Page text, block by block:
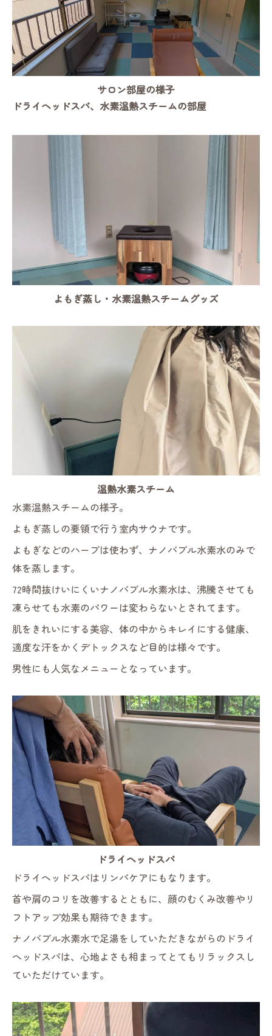
サロン部屋の様子
ドライヘッドスパ、水素温熱スチームの部屋
よもぎ蒸し・水素温熱スチームグッズ
温熱水素スチーム
水素温熱スチームの様子。
よもぎ蒸しの要領で行う室内サウナです。
よもぎなどのハーブは使わず、ナノバブル水素水のみで
体を蒸します。
72時間抜けいにくいナノバブル水素水は、沸騰させても
凍らせても水素のパワーは変わらないとされてます。
肌をきれいにする美容、体の中からキレイにする健康、
適度な汗をかくデトックスなど目的は様々です。
男性にも人気なメニューとなっています。
ドライヘッドスパ
ドライヘッドスパはリンパケアにもなります。
首や肩のコリを改善するとともに、顔のむくみ改善やリ
フトアップ効果も期待できます。
ナノバブル水素水で足湯をしていただきながらのドライ
ヘッドスパは、心地よさも相まってとてもリラックスし
ていただけています。